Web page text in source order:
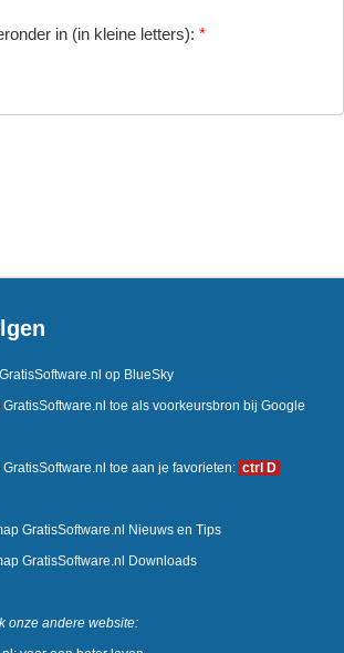
in (in kleine letters): *
op BlueSky
GratisSoftware.nl toe als voorkeursbron bij Google
GratisSoftware.nl toe aan je favorieten: ctrl D
GratisSoftware.nl Nieuws en Tips
GratisSoftware.nl Downloads
onze andere website: